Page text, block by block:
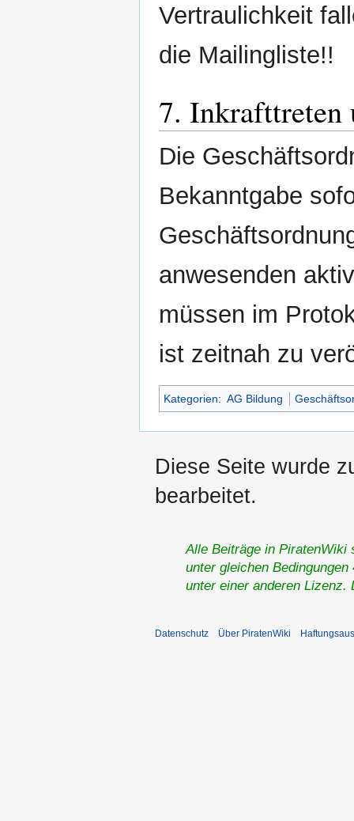
Vertraulichkeit
die Mailingliste!!
7. Inkrafttreten
Die
Bekanntgabe
anwesenden
müssen im
ist zeitnah zu
Kategorien: AG Bildung
Diese Seite wurde
bearbeitet.
Alle Beiträge in PiratenWiki
unter gleichen
unter einer anderen
Datenschutz Über PiratenWiki